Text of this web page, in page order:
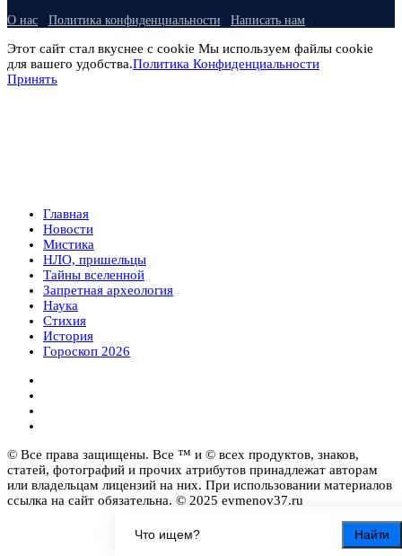
Найти
О нас Политика конфиденциальности Написать нам
Этот сайт стал вкуснее с cookie Мы используем файлы cookie
для вашего удобства.Политика Конфиденциальности
Принять
Главная
Новости
Мистика
НЛО, пришельцы
Тайны вселенной
Запретная археология
Наука
Стихия
История
Гороскоп 2026
© Все права защищены. Все ™ и © всех продуктов, знаков,
статей, фотографий и прочих атрибутов принадлежат авторам
или владельцам лицензий на них. При использовании материалов
ссылка на сайт обязательна. © 2025 evmenov37.ru